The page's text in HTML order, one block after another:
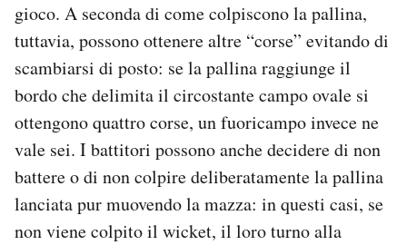
gioco. A seconda di come colpiscono la pallina,
tuttavia, possono ottenere altre “corse” evitando di
scambiarsi di posto: se la pallina raggiunge il
bordo che delimita il circostante campo ovale si
ottengono quattro corse, un fuoricampo invece ne
vale sei. I battitori possono anche decidere di non
battere o di non colpire deliberatamente la pallina
lanciata pur muovendo la mazza: in questi casi, se
non viene colpito il wicket, il loro turno alla